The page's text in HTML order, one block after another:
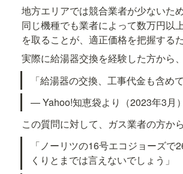
地方エリアでは競合業者が少ないた
同じ機種でも業者によって数万円以
を取ることが、適正価格を把握する
実際に給湯器交換を経験した方から
「給湯器の交換、工事代金も含め
— Yahoo!知恵袋より（2023年3月）
この質問に対して、ガス業者の方か
「ノーリツの16号エコジョーズ
くりとまでは言えないでしょう」